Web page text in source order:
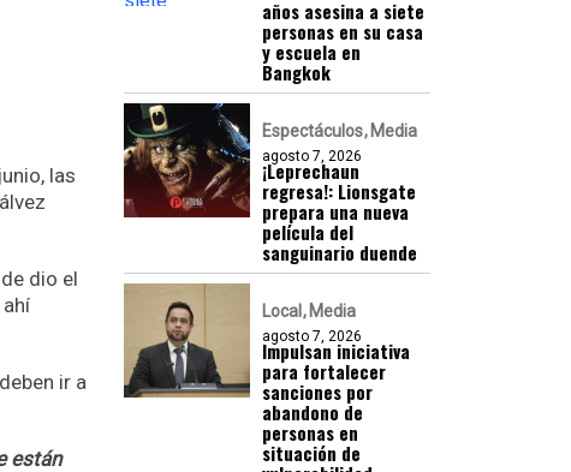
las
dio el
ir a
están
años asesina a siete
personas en su casa
y escuela en
Bangkok
Espectáculos Media
agosto 7, 2026
¡Leprechaun
regresa!: Lionsgate
prepara una nueva
película del
sanguinario duende
Local Media
agosto 7, 2026
Impulsan iniciativa
para fortalecer
sanciones por
abandono de
personas en
situación de